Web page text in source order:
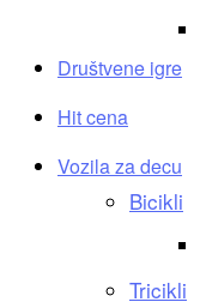
Društvene igre
Hit cena
Vozila za decu
Bicikli
Tricikli